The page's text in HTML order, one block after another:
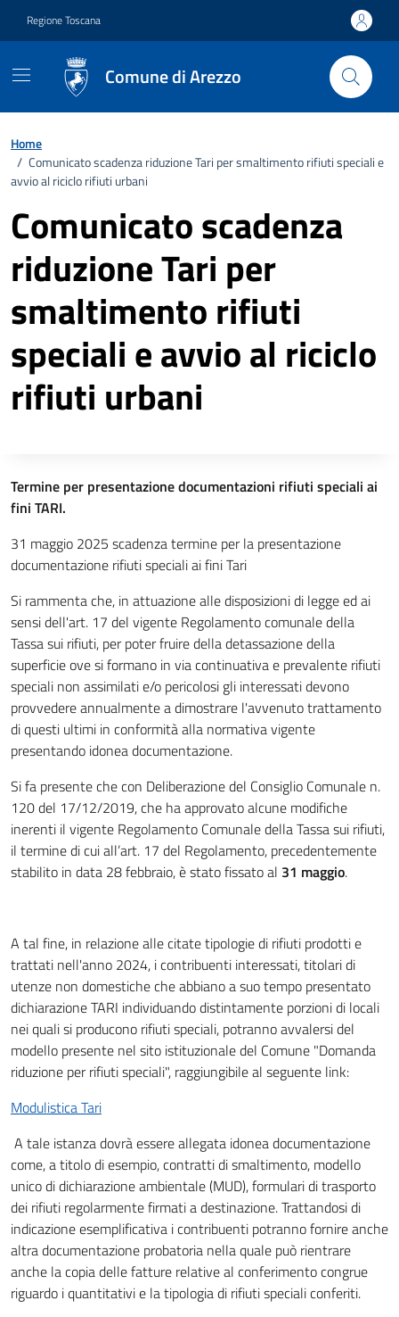
Regione Toscana
Comune di Arezzo
Home
/ Comunicato scadenza riduzione Tari per smaltimento rifiuti speciali e
avvio al riciclo rifiuti urbani
Comunicato scadenza
riduzione Tari per
smaltimento rifiuti
speciali e avvio al riciclo
rifiuti urbani
Descrizione completa
Termine per presentazione documentazioni rifiuti speciali ai
fini TARI.
31 maggio 2025 scadenza termine per la presentazione
documentazione rifiuti speciali ai fini Tari
Si rammenta che, in attuazione alle disposizioni di legge ed ai
sensi dell'art. 17 del vigente Regolamento comunale della
Tassa sui rifiuti, per poter fruire della detassazione della
superficie ove si formano in via continuativa e prevalente rifiuti
speciali non assimilati e/o pericolosi gli interessati devono
provvedere annualmente a dimostrare l'avvenuto trattamento
di questi ultimi in conformità alla normativa vigente
presentando idonea documentazione.
Si fa presente che con Deliberazione del Consiglio Comunale n.
120 del 17/12/2019, che ha approvato alcune modifiche
inerenti il vigente Regolamento Comunale della Tassa sui rifiuti,
il termine di cui all’art. 17 del Regolamento, precedentemente
stabilito in data 28 febbraio, è stato fissato al 31 maggio.
A tal fine, in relazione alle citate tipologie di rifiuti prodotti e
trattati nell'anno 2024, i contribuenti interessati, titolari di
utenze non domestiche che abbiano a suo tempo presentato
dichiarazione TARI individuando distintamente porzioni di locali
nei quali si producono rifiuti speciali, potranno avvalersi del
modello presente nel sito istituzionale del Comune "Domanda
riduzione per rifiuti speciali", raggiungibile al seguente link:
Modulistica Tari
A tale istanza dovrà essere allegata idonea documentazione
come, a titolo di esempio, contratti di smaltimento, modello
unico di dichiarazione ambientale (MUD), formulari di trasporto
dei rifiuti regolarmente firmati a destinazione. Trattandosi di
indicazione esemplificativa i contribuenti potranno fornire anche
altra documentazione probatoria nella quale può rientrare
anche la copia delle fatture relative al conferimento congrue
riguardo i quantitativi e la tipologia di rifiuti speciali conferiti.